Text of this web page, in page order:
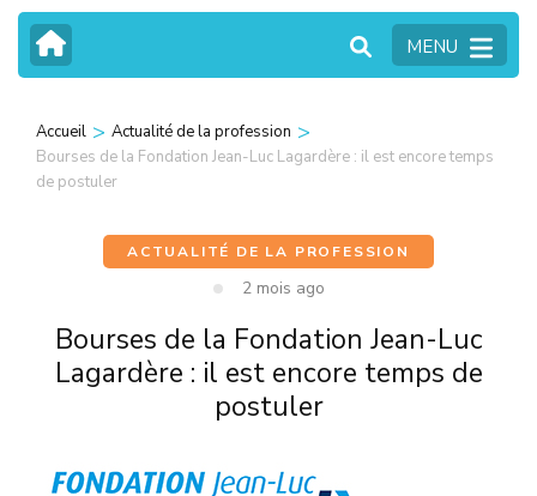
MENU
Accueil > Actualité de la profession >
Bourses de la Fondation Jean-Luc Lagardère : il est encore temps
de postuler
ACTUALITÉ DE LA PROFESSION
2 mois ago
Bourses de la Fondation Jean-Luc
Lagardère : il est encore temps de
postuler